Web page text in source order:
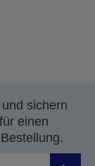
sichern
einen